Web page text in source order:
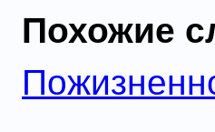
Похожие